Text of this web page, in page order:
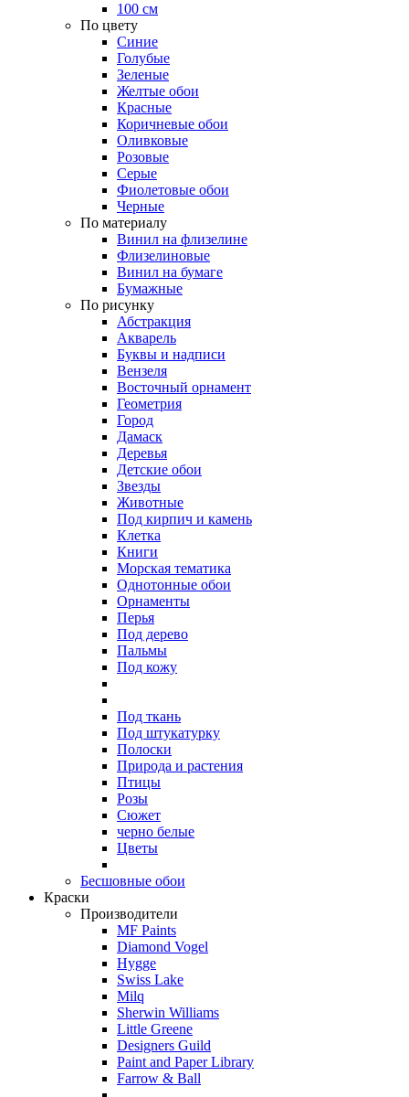
100 см
По цвету
Синие
Голубые
Зеленые
Желтые обои
Красные
Коричневые обои
Оливковые
Розовые
Серые
Фиолетовые обои
Черные
По материалу
Винил на флизелине
Флизелиновые
Винил на бумаге
Бумажные
По рисунку
Абстракция
Акварель
Буквы и надписи
Вензеля
Восточный орнамент
Геометрия
Город
Дамаск
Деревья
Детские обои
Звезды
Животные
Под кирпич и камень
Клетка
Книги
Морская тематика
Однотонные обои
Орнаменты
Перья
Под дерево
Пальмы
Под кожу
Под ткань
Под штукатурку
Полоски
Природа и растения
Птицы
Розы
Сюжет
черно белые
Цветы
Бесшовные обои
Краски
Производители
MF Paints
Diamond Vogel
Hygge
Swiss Lake
Milq
Sherwin Williams
Little Greene
Designers Guild
Paint and Paper Library
Farrow & Ball